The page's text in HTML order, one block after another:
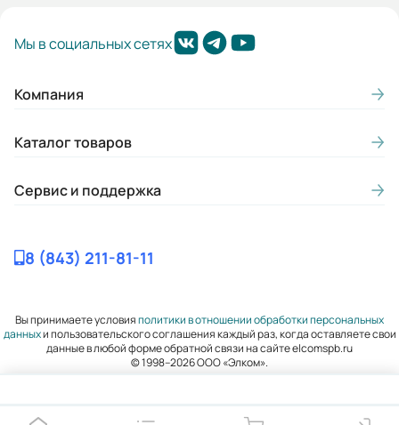
Мы в социальных сетях
Компания
Каталог товаров
Сервис и поддержка
8 (843) 211-81-11
Вы принимаете условияполитики в отношении обработки персональных
данныхи пользовательского соглашения каждый раз, когда оставляете свои
данные в любой форме обратной связи на сайте elcomspb.ru
© 1998–2026 ООО «Элком».